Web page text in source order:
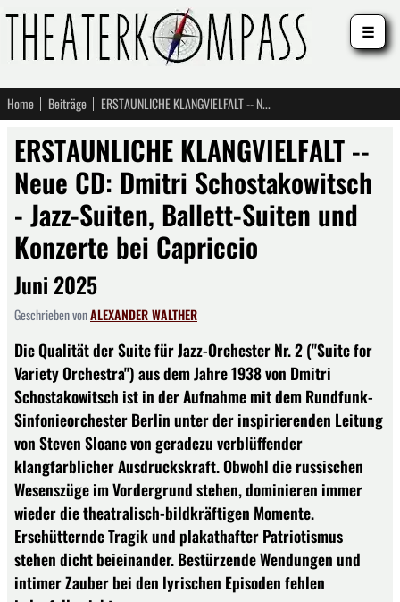
Home Beiträge ERSTAUNLICHE KLANGVIELFALT -- Neue CD: Dmitri Schostakowitsch - Jazz-Suiten, Ballett-Suiten und Konzerte bei Capriccio
ERSTAUNLICHE KLANGVIELFALT --
Neue CD: Dmitri Schostakowitsch
- Jazz-Suiten, Ballett-Suiten und
Konzerte bei Capriccio
Juni 2025
Geschrieben vonALEXANDER WALTHER
Die Qualität der Suite für Jazz-Orchester Nr. 2 ("Suite for
Variety Orchestra") aus dem Jahre 1938 von Dmitri
Schostakowitsch ist in der Aufnahme mit dem Rundfunk-
Sinfonieorchester Berlin unter der inspirierenden Leitung
von Steven Sloane von geradezu verblüffender
klangfarblicher Ausdruckskraft. Obwohl die russischen
Wesenszüge im Vordergrund stehen, dominieren immer
wieder die theatralisch-bildkräftigen Momente.
Erschütternde Tragik und plakathafter Patriotismus
stehen dicht beieinander. Bestürzende Wendungen und
intimer Zauber bei den lyrischen Episoden fehlen
☰